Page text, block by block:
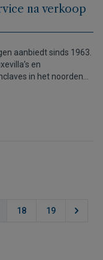
na verkoop
aanbiedt sinds 1963.
en
in het noorden
ontworpen om
18 19